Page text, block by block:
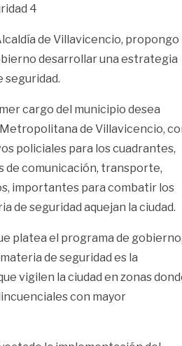
de Villavicencio, propongo
desarrollar una estrategia
seguridad.
cargo del municipio desea
de Villavicencio,
policiales para los cuadrantes,
de comunicación, transporte,
importantes para combatir los
de seguridad aquejan la ciudad.
platea el programa de
de seguridad es la
vigilen la ciudad en zonas
con mayor